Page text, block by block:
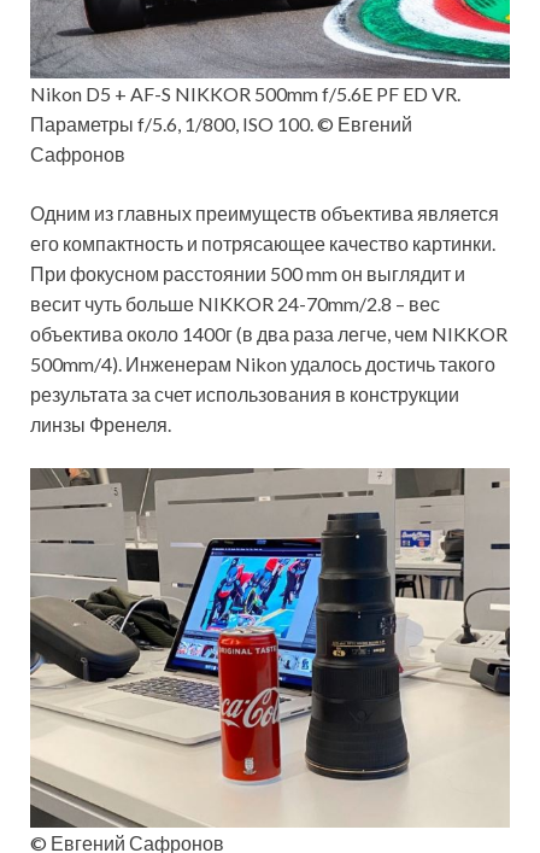
Nikon D5 + AF-S NIKKOR 500mm f/5.6E PF ED VR.
Параметры f/5.6, 1/800, ISO 100. © Евгений
Сафронов
Одним из главных преимуществ объектива является
его компактность и потрясающее качество картинки.
При фокусном расстоянии 500 mm он выглядит и
весит чуть больше NIKKOR 24-70mm/2.8 – вес
объектива около 1400г (в два раза легче, чем NIKKOR
500mm/4). Инженерам Nikon удалось достичь такого
результата за счет использования в конструкции
линзы Френеля.
© Евгений Сафронов